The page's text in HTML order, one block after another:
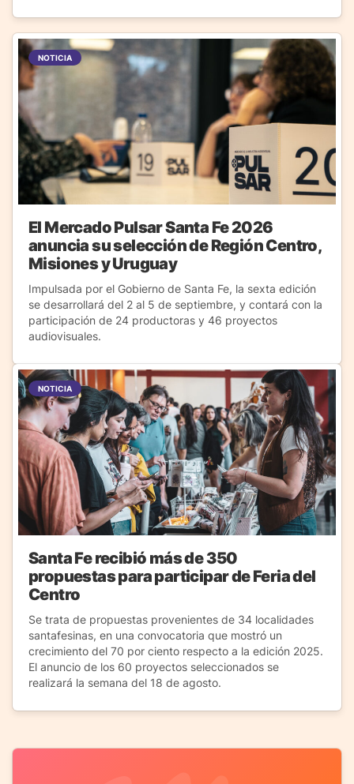
NOTICIA
El Mercado Pulsar Santa Fe 2026
anuncia su selección de Región Centro,
Misiones y Uruguay
Impulsada por el Gobierno de Santa Fe, la sexta edición
se desarrollará del 2 al 5 de septiembre, y contará con la
participación de 24 productoras y 46 proyectos
audiovisuales.
NOTICIA
Santa Fe recibió más de 350
propuestas para participar de Feria del
Centro
Se trata de propuestas provenientes de 34 localidades
santafesinas, en una convocatoria que mostró un
crecimiento del 70 por ciento respecto a la edición 2025.
El anuncio de los 60 proyectos seleccionados se
realizará la semana del 18 de agosto.